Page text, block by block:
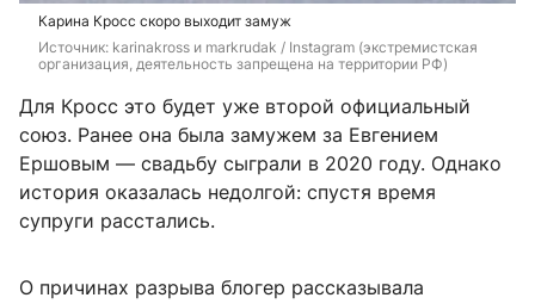
Карина Кросс скоро выходит замуж
Источник: karinakross и markrudak / Instagram (экстремистская
организация, деятельность запрещена на территории РФ)
Для Кросс это будет уже второй официальный
союз. Ранее она была замужем за Евгением
Ершовым — свадьбу сыграли в 2020 году. Однако
история оказалась недолгой: спустя время
супруги расстались.
О причинах разрыва блогер рассказывала